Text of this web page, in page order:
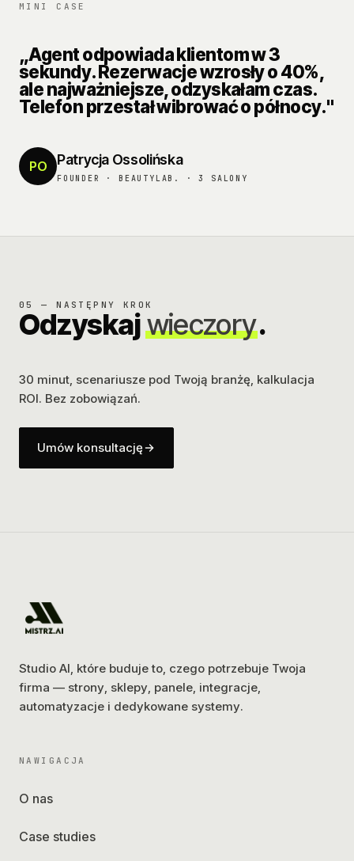
MINI CASE
„Agent odpowiada klientom w 3
sekundy. Rezerwacje wzrosły o 40%,
ale najważniejsze, odzyskałam czas.
Telefon przestał wibrować o północy."
PO Patrycja Ossolińska
FOUNDER · BEAUTYLAB. · 3 SALONY
05 — NASTĘPNY KROK
Odzyskajwieczory.
30 minut, scenariusze pod Twoją branżę, kalkulacja
ROI. Bez zobowiązań.
Umów konsultację
Studio AI, które buduje to, czego potrzebuje Twoja
firma — strony, sklepy, panele, integracje,
automatyzacje i dedykowane systemy.
NAWIGACJA
O nas
Case studies